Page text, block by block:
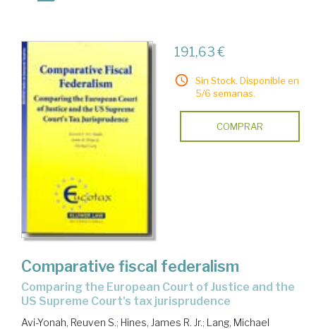
191,63 €
Sin Stock. Disponible en
5/6 semanas.
COMPRAR
Comparative fiscal federalism
comparing the European Court of Justice and the
US Supreme Court's tax jurisprudence
Avi-Yonah, Reuven S.; Hines, James R. Jr.; Lang, Michael